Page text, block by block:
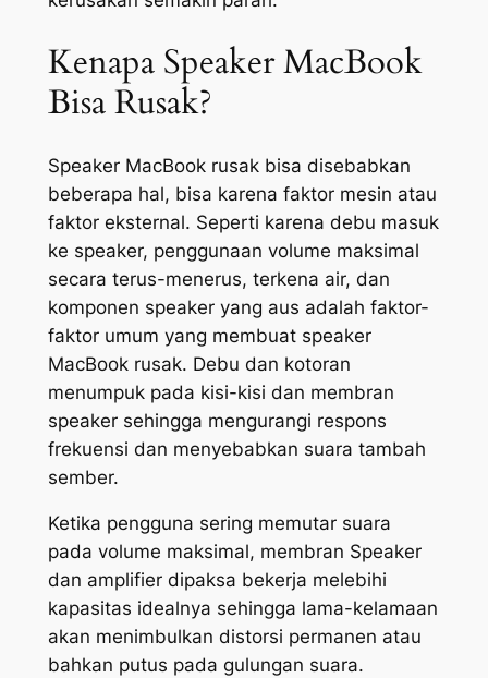
Kenapa Speaker MacBook
Bisa Rusak?
Speaker MacBook rusak bisa disebabkan
beberapa hal, bisa karena faktor mesin atau
faktor eksternal. Seperti karena debu masuk
ke speaker, penggunaan volume maksimal
secara terus-menerus, terkena air, dan
komponen speaker yang aus adalah faktor-
faktor umum yang membuat speaker
MacBook rusak. Debu dan kotoran
menumpuk pada kisi-kisi dan membran
speaker sehingga mengurangi respons
frekuensi dan menyebabkan suara tambah
sember.
Ketika pengguna sering memutar suara
pada volume maksimal, membran Speaker
dan amplifier dipaksa bekerja melebihi
kapasitas idealnya sehingga lama-kelamaan
akan menimbulkan distorsi permanen atau
bahkan putus pada gulungan suara.